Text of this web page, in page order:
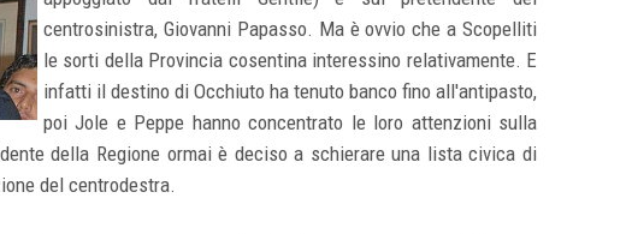
centrosinistra, Giovanni Papasso. Ma è ovvio che a Scopelliti
le sorti della Provincia cosentina interessino relativamente. E
infatti il destino di Occhiuto ha tenuto banco fino all'antipasto,
poi Jole e Peppe hanno concentrato le loro attenzioni sulla
della Regione ormai è deciso a schierare una lista civica di
del centrodestra.